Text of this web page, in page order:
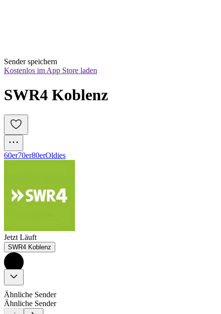
Sender speichern
Kostenlos im App Store laden
SWR4 Koblenz
60er70er80erOldies
Jetzt Läuft
SWR4 Koblenz
Ähnliche Sender
Ähnliche Sender